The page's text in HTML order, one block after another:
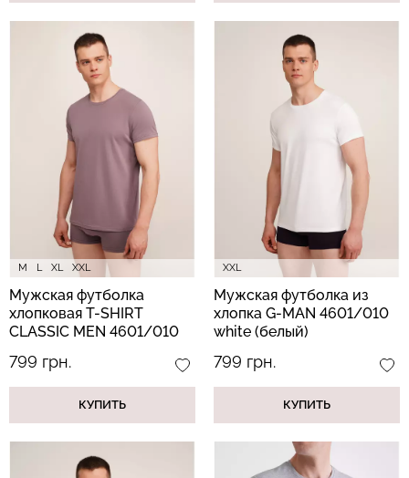
M L XL XXL
Мужская футболка
хлопковая T-SHIRT
CLASSIC MEN 4601/010
799 грн.
КУПИТЬ
XXL
Мужская футболка из
хлопка G-MAN 4601/010
white (белый)
799 грн.
КУПИТЬ